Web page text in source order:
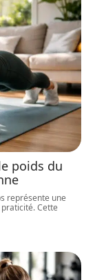
poids du
représente une
Cette